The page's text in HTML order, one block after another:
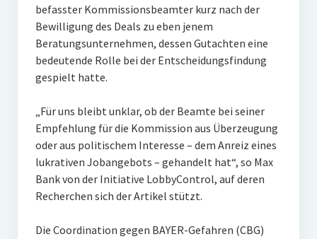
befasster Kommissionsbeamter kurz nach der
Bewilligung des Deals zu eben jenem
Beratungsunternehmen, dessen Gutachten eine
bedeutende Rolle bei der Entscheidungsfindung
gespielt hatte.
„Für uns bleibt unklar, ob der Beamte bei seiner
Empfehlung für die Kommission aus Überzeugung
oder aus politischem Interesse – dem Anreiz eines
lukrativen Jobangebots – gehandelt hat“, so Max
Bank von der Initiative LobbyControl, auf deren
Recherchen sich der Artikel stützt.
Die Coordination gegen BAYER-Gefahren (CBG)